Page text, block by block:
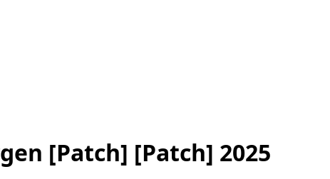
[Patch] [Patch] 2025